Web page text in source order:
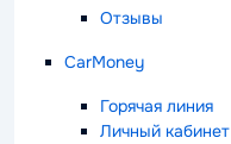
Отзывы
CarMoney
Горячая линия
Личный кабинет